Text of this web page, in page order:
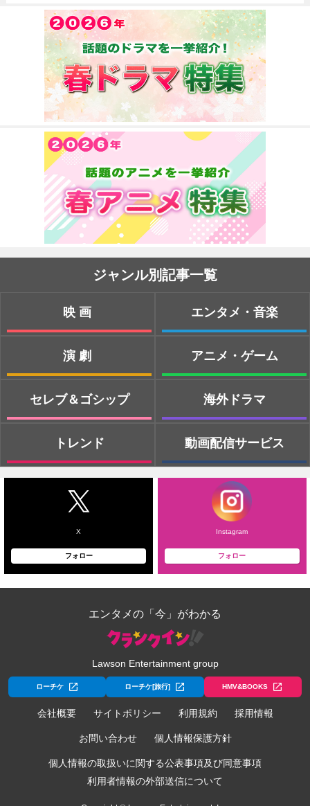
ジャンル別記事一覧
映画
演劇
セレブ＆ゴシップ
トレンド
エンタメ・音楽
アニメ・ゲーム
海外ドラマ
動画配信サービス
X
フォロー
Instagram
フォロー
エンタメの「今」がわかる
Lawson Entertainment group
ローチケ ローチケ[旅行] HMV&BOOKS
会社概要 サイトポリシー 利用規約 採用情報
お問い合わせ 個人情報保護方針
個人情報の取扱いに関する公表事項及び同意事項
利用者情報の外部送信について